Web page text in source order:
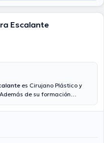
Escalante
es Cirujano Plástico y
de su formación
con varios años de
diversas asociaciones
ha participado en